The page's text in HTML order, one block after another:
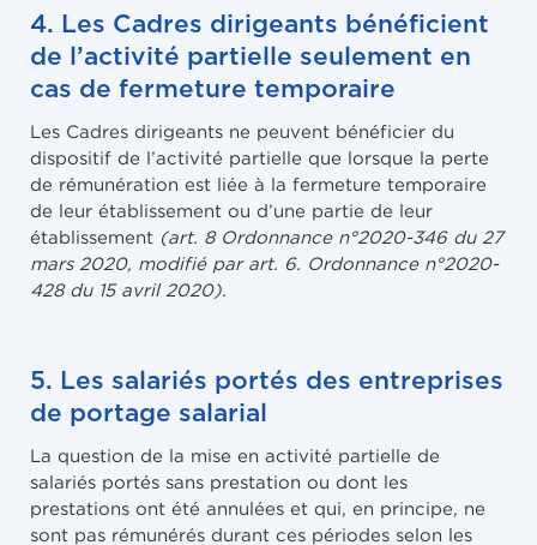
4. Les Cadres dirigeants bénéficient
de l’activité partielle seulement en
cas de fermeture temporaire
Les Cadres dirigeants ne peuvent bénéficier du
dispositif de l’activité partielle que lorsque la perte
de rémunération est liée à la fermeture temporaire
de leur établissement ou d’une partie de leur
établissement (art. 8 Ordonnance n°2020-346 du 27
mars 2020, modifié par art. 6. Ordonnance n°2020-
428 du 15 avril 2020).
5. Les salariés portés des entreprises
de portage salarial
La question de la mise en activité partielle de
salariés portés sans prestation ou dont les
prestations ont été annulées et qui, en principe, ne
sont pas rémunérés durant ces périodes selon les